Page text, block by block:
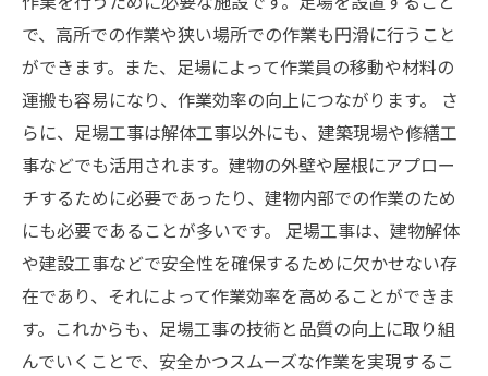
で、高所での作業や狭い場所での作業も円滑に行うこと
ができます。また、足場によって作業員の移動や材料の
運搬も容易になり、作業効率の向上につながります。 さ
らに、足場工事は解体工事以外にも、建築現場や修繕工
事などでも活用されます。建物の外壁や屋根にアプロー
チするために必要であったり、建物内部での作業のため
にも必要であることが多いです。 足場工事は、建物解体
や建設工事などで安全性を確保するために欠かせない存
在であり、それによって作業効率を高めることができま
す。これからも、足場工事の技術と品質の向上に取り組
んでいくことで、安全かつスムーズな作業を実現するこ